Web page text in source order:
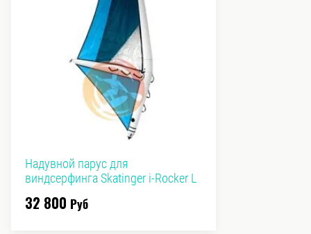
Надувной парус для
виндсерфинга Skatinger i-Rocker L
32 800 Руб